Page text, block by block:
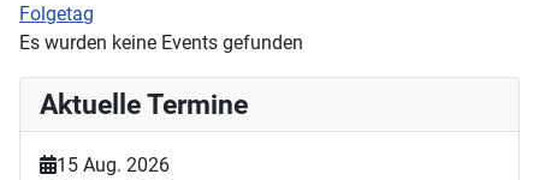
Folgetag
Es wurden keine Events gefunden
Aktuelle Termine
15 Aug. 2026